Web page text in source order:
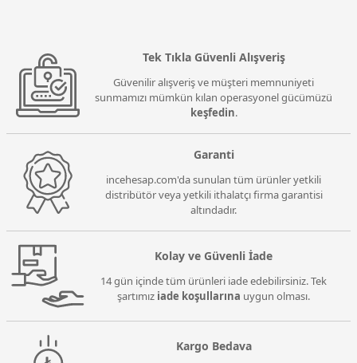
Tek Tıkla Güvenli Alışveriş
Güvenilir alışveriş ve müşteri memnuniyeti
sunmamızı mümkün kılan operasyonel gücümüzü
keşfedin.
Garanti
incehesap.com'da sunulan tüm ürünler yetkili
distribütör veya yetkili ithalatçı firma garantisi
altındadır.
Kolay ve Güvenli İade
14 gün içinde tüm ürünleri iade edebilirsiniz. Tek
şartımız iade koşullarına uygun olması.
Kargo Bedava